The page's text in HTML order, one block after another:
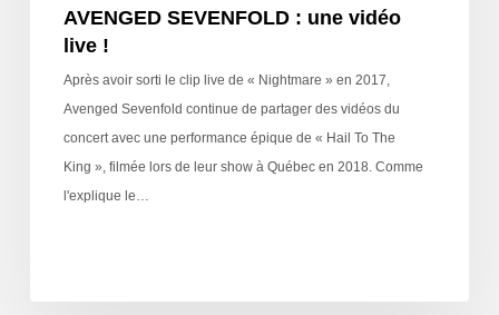
AVENGED SEVENFOLD : une vidéo
live !
Après avoir sorti le clip live de « Nightmare » en 2017,
Avenged Sevenfold continue de partager des vidéos du
concert avec une performance épique de « Hail To The
King », filmée lors de leur show à Québec en 2018. Comme
l'explique le…